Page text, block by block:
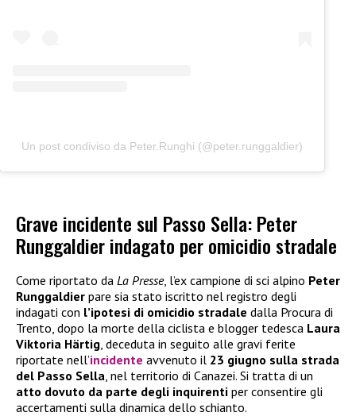
Un post condiviso da Peter.Runghi (@peter.runggaldier)
Grave incidente sul Passo Sella: Peter
Runggaldier indagato per omicidio stradale
Come riportato da La Presse, l’ex campione di sci alpino Peter
Runggaldier pare sia stato iscritto nel registro degli
indagati con l’ipotesi di omicidio stradale dalla Procura di
Trento, dopo la morte della ciclista e blogger tedesca Laura
Viktoria Härtig , deceduta in seguito alle gravi ferite
riportate nell’incidente avvenuto il 23 giugno sulla strada
del Passo Sella , nel territorio di Canazei. Si tratta di un
atto dovuto da parte degli inquirenti per consentire gli
accertamenti sulla dinamica dello schianto.